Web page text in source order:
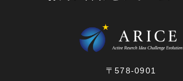
〒578-0901